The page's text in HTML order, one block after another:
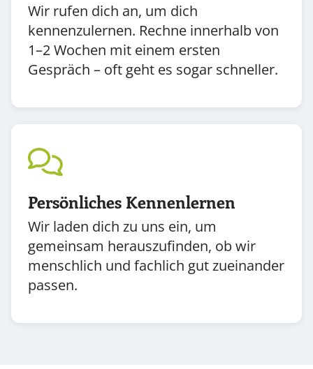
Wir rufen dich an, um dich
kennenzulernen. Rechne innerhalb von
1–2 Wochen mit einem ersten
Gespräch – oft geht es sogar schneller.
Persönliches Kennenlernen
Wir laden dich zu uns ein, um
gemeinsam herauszufinden, ob wir
menschlich und fachlich gut zueinander
passen.